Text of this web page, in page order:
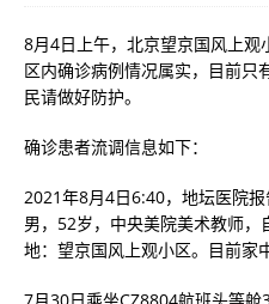
8月4日上午，北京望京国风上
区内确诊病例情况属实，目前只
民请做好防护。
确诊患者流调信息如下：
2021年8月4日6:40，地坛医院报
男，52岁，中央美院美术教师
地：望京国风上观小区。目前家